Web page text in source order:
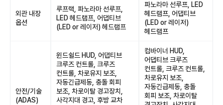
외관 내장
옵션
루프랙, 파노라마 선루프,
LED 헤드램프, 어댑티브
(LED or 레이저) 헤드램프
파노라마 선루프, LED
헤드램프, 어댑티브
(LED or 레이저)
헤드램프
안전/기술
(ADAS)
윈드쉴드 HUD, 어댑티브
크루즈 컨트롤, 크루즈
컨트롤, 차로유지 보조,
자동긴급제동, 충돌 회피
보조, 차로이탈 경고장치,
사각지대 경고, 후방 교차
컴바이너 HUD,
어댑티브 크루즈
컨트롤, 크루즈 컨트롤,
차로유지 보조,
자동긴급제동, 충돌
회피 보조, 차로이탈